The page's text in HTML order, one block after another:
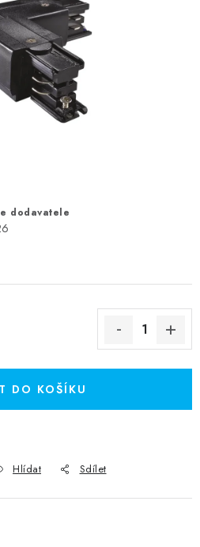
dodavatele
DO KOŠÍKU
Hlídat Sdílet